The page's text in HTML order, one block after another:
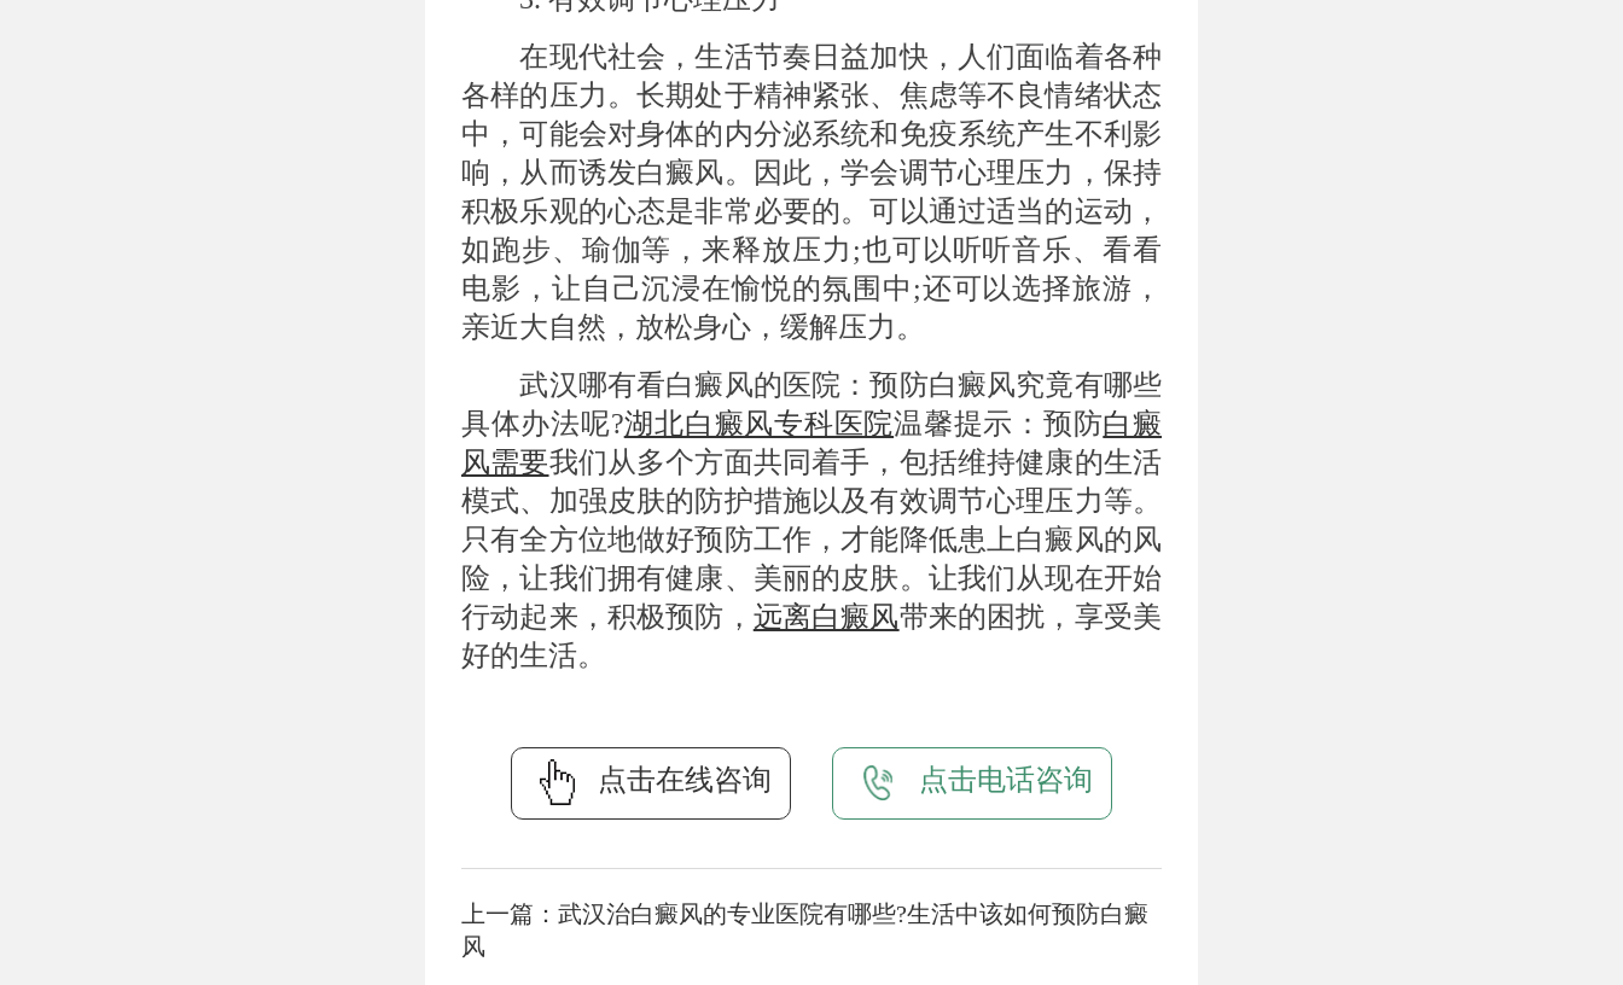
在现代社会，生活节奏日益加快，人们面临着各种
各样的压力。长期处于精神紧张、焦虑等不良情绪状态
中，可能会对身体的内分泌系统和免疫系统产生不利影
响，从而诱发白癜风。因此，学会调节心理压力，保持
积极乐观的心态是非常必要的。可以通过适当的运动，
如跑步、瑜伽等，来释放压力;也可以听听音乐、看看
电影，让自己沉浸在愉悦的氛围中;还可以选择旅游，
亲近大自然，放松身心，缓解压力。
武汉哪有看白癜风的医院：预防白癜风究竟有哪些
具体办法呢?湖北白癜风专科医院温馨提示：预防白癜
风需要我们从多个方面共同着手，包括维持健康的生活
模式、加强皮肤的防护措施以及有效调节心理压力等。
只有全方位地做好预防工作，才能降低患上白癜风的风
险，让我们拥有健康、美丽的皮肤。让我们从现在开始
行动起来，积极预防， 远离白癜风带来的困扰，享受美
好的生活。
点击在线咨询 点击电话咨询
上一篇： 武汉治白癜风的专业医院有哪些?生活中该如何预防白癜
风